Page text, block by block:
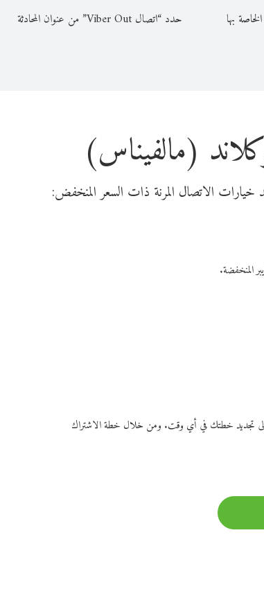
بها حدد “اتصال Viber Out” من عنوان المحادثة
(مالفيناس)
إلى تجديد خطتك في أي وقت. ومن خلال خطة الاشتراك